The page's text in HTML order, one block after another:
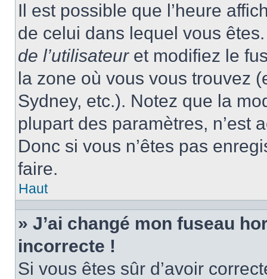
Il est possible que l’heure
de celui dans lequel vous
de l’utilisateuret modifiez le
la zone où vous vous trouvez
Sydney, etc.). Notez que la
plupart des paramètres, n’est
Donc si vous n’êtes pas
faire.
Haut
» J’ai changé mon fuseau
incorrecte !
Si vous êtes sûr d’avoir